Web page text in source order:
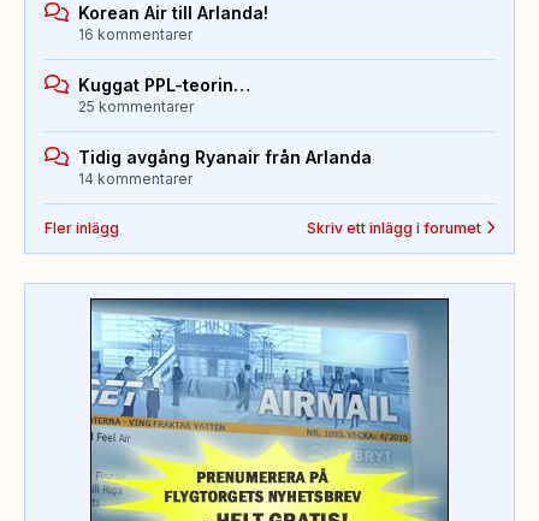
Korean Air till Arlanda!
16 kommentarer
Kuggat PPL-teorin…
25 kommentarer
Tidig avgång Ryanair från Arlanda
14 kommentarer
Fler inlägg Skriv ett inlägg i forumet